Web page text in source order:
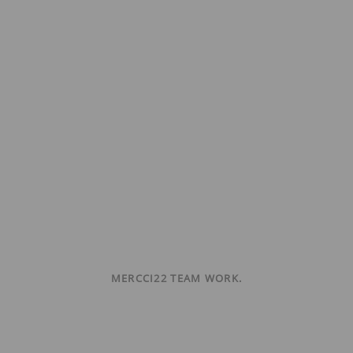
MERCCI22 TEAM WORK.